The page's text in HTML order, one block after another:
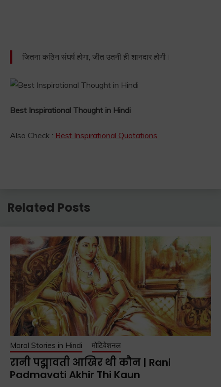
जितना कठिन संघर्ष होगा, जीत उतनी ही शानदार होगी।
Best Inspirational Thought in Hindi
Also Check : Best Inspirational Quotations
Related Posts
Moral Stories in Hindi मोटिवेशनल
रानी पद्मावती आखिर थी कौन | Rani
Padmavati Akhir Thi Kaun